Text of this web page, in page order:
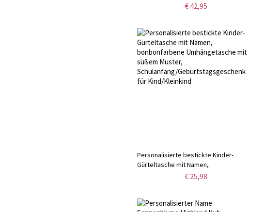
€ 42,95
Personalisierte bestickte Kinder-
Gürteltasche mit Namen,
bonbonfarbene Umhängetasche mit
Kind/Kleinkind
€ 25,98